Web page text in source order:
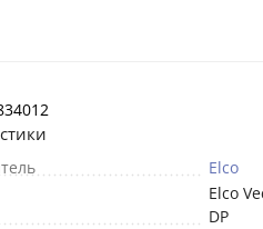
Elco
Elco
DP